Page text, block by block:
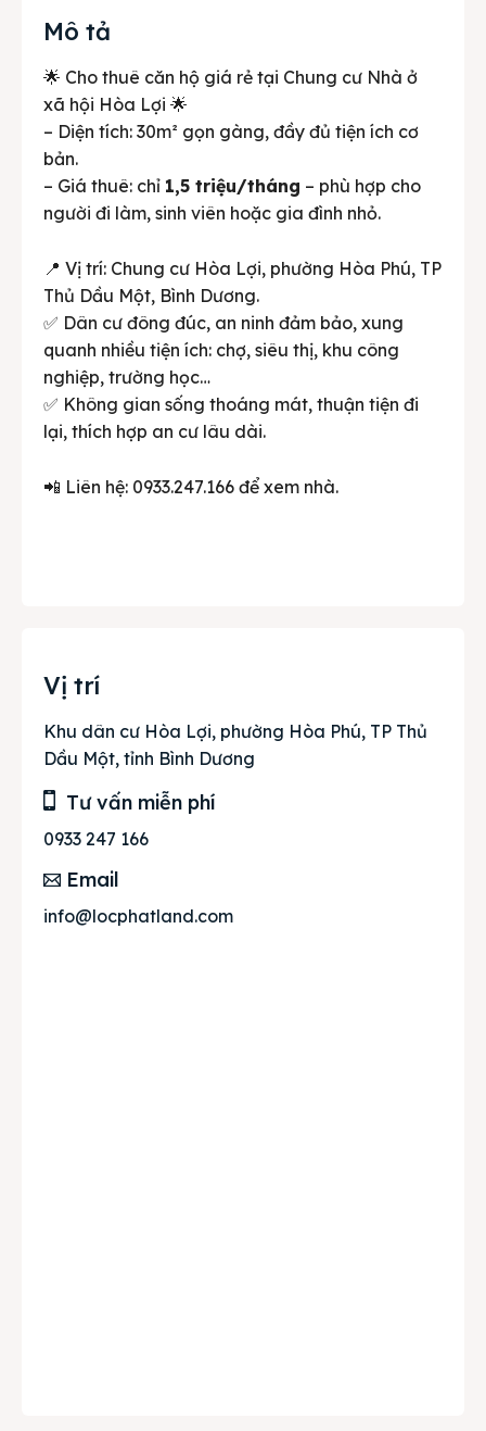
Mô tả
🌟 Cho thuê căn hộ giá rẻ tại Chung cư Nhà ở
xã hội Hòa Lợi 🌟
– Diện tích: 30m² gọn gàng, đầy đủ tiện ích cơ
bản.
– Giá thuê: chỉ 1,5 triệu/tháng – phù hợp cho
người đi làm, sinh viên hoặc gia đình nhỏ.
📍 Vị trí: Chung cư Hòa Lợi, phường Hòa Phú, TP
Thủ Dầu Một, Bình Dương.
✅ Dân cư đông đúc, an ninh đảm bảo, xung
quanh nhiều tiện ích: chợ, siêu thị, khu công
nghiệp, trường học…
✅ Không gian sống thoáng mát, thuận tiện đi
lại, thích hợp an cư lâu dài.
📲 Liên hệ: 0933.247.166 để xem nhà.
Vị trí
Khu dân cư Hòa Lợi, phường Hòa Phú, TP Thủ
Dầu Một, tỉnh Bình Dương
Tư vấn miễn phí
0933 247 166
Email
info@locphatland.com